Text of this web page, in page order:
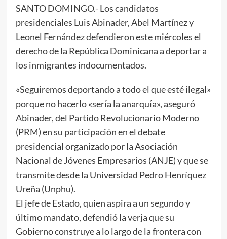
SANTO DOMINGO.- Los candidatos
presidenciales Luis Abinader, Abel Martínez y
Leonel Fernández defendieron este miércoles el
derecho de la República Dominicana a deportar a
los inmigrantes indocumentados.
«Seguiremos deportando a todo el que esté ilegal»
porque no hacerlo «sería la anarquía», aseguró
Abinader, del Partido Revolucionario Moderno
(PRM) en su participación en el debate
presidencial organizado por la Asociación
Nacional de Jóvenes Empresarios (ANJE) y que se
transmite desde la Universidad Pedro Henríquez
Ureña (Unphu).
El jefe de Estado, quien aspira a un segundo y
último mandato, defendió la verja que su
Gobierno construye a lo largo de la frontera con